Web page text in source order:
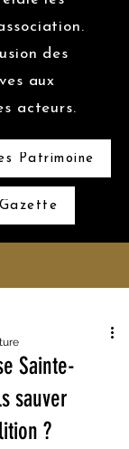
des
aux
acteurs.
Patrimoine
Sainte-
sauver
?